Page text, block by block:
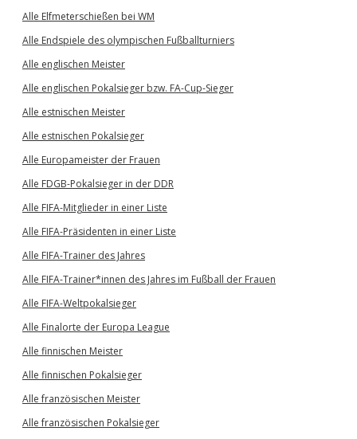
Alle Elfmeterschießen bei WM
Alle Endspiele des olympischen Fußballturniers
Alle englischen Meister
Alle englischen Pokalsieger bzw. FA-Cup-Sieger
Alle estnischen Meister
Alle estnischen Pokalsieger
Alle Europameister der Frauen
Alle FDGB-Pokalsieger in der DDR
Alle FIFA-Mitglieder in einer Liste
Alle FIFA-Präsidenten in einer Liste
Alle FIFA-Trainer des Jahres
Alle FIFA-Trainer*innen des Jahres im Fußball der Frauen
Alle FIFA-Weltpokalsieger
Alle Finalorte der Europa League
Alle finnischen Meister
Alle finnischen Pokalsieger
Alle französischen Meister
Alle französischen Pokalsieger